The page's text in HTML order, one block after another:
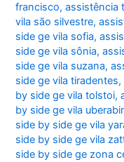
francisco,assistência
vila são silvestre,
side ge vila sofia,
side ge vila sônia,
side ge vila suzana,
side ge vila tiradentes,
by side ge vila tolstoi,
by side ge vila
side by side ge vila
side by side ge vila
side by side ge zona